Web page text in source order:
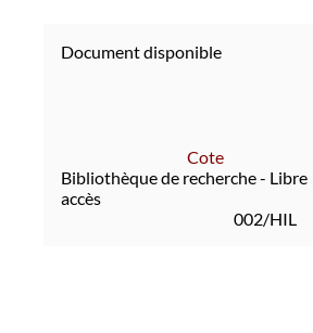
Document disponible
Cote
Bibliothèque de recherche - Libre
accès
002/HIL